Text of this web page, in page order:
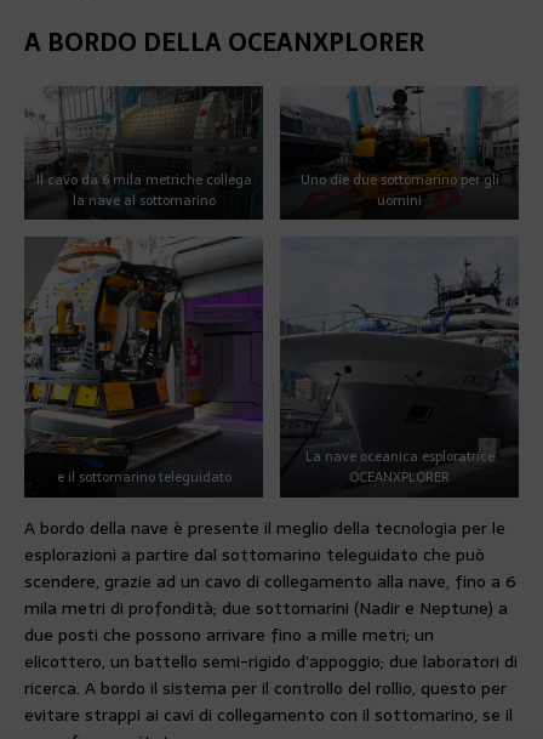
A BORDO DELLA OCEANXPLORER
Il cavo da 6 mila metriche collega
la nave al sottomarino
Uno die due sottomarino per gli
uomini
e il sottomarino teleguidato
La nave oceanica esploratrice
OCEANXPLORER
A bordo della nave è presente il meglio della tecnologia per le
esplorazioni a partire dal sottomarino teleguidato che può
scendere, grazie ad un cavo di collegamento alla nave, fino a 6
mila metri di profondità; due sottomarini (Nadir e Neptune) a
due posti che possono arrivare fino a mille metri; un
elicottero, un battello semi-rigido d’appoggio; due laboratori di
ricerca. A bordo il sistema per il controllo del rollio, questo per
evitare strappi ai cavi di collegamento con il sottomarino, se il